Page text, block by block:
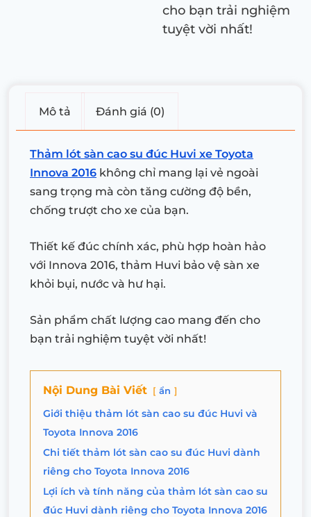
cho bạn trải nghiệm
tuyệt vời nhất!
Mô tả Đánh giá (0)
Thảm lót sàn cao su đúc Huvi xe Toyota
Innova 2016 không chỉ mang lại vẻ ngoài
sang trọng mà còn tăng cường độ bền,
chống trượt cho xe của bạn.
Thiết kế đúc chính xác, phù hợp hoàn hảo
với Innova 2016, thảm Huvi bảo vệ sàn xe
khỏi bụi, nước và hư hại.
Sản phẩm chất lượng cao mang đến cho
bạn trải nghiệm tuyệt vời nhất!
Nội Dung Bài Viết ẩn
Giới thiệu thảm lót sàn cao su đúc Huvi và
Toyota Innova 2016
Chi tiết thảm lót sàn cao su đúc Huvi dành
riêng cho Toyota Innova 2016
Lợi ích và tính năng của thảm lót sàn cao su
đúc Huvi dành riêng cho Toyota Innova 2016